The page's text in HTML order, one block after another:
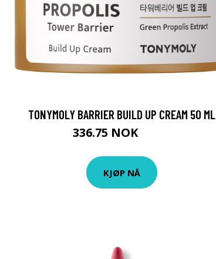
TONYMOLY BARRIER BUILD UP CREAM 50 ML
336.75 NOK
KJØP NÅ